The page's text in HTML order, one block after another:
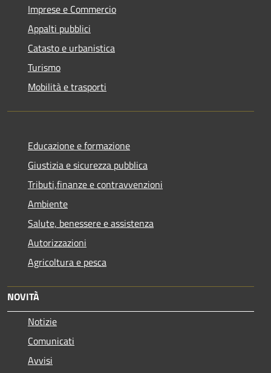
Imprese e Commercio
Appalti pubblici
Catasto e urbanistica
Turismo
Mobilità e trasporti
Educazione e formazione
Giustizia e sicurezza pubblica
Tributi,finanze e contravvenzioni
Ambiente
Salute, benessere e assistenza
Autorizzazioni
Agricoltura e pesca
NOVITÀ
Notizie
Comunicati
Avvisi